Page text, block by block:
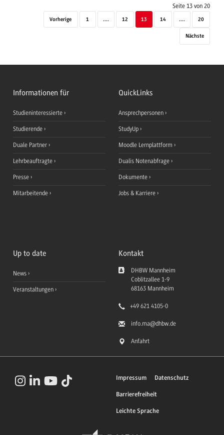
Seite 13 von 20
Vorherige 1 .... 12 13 14 .... 20
Nächste
Informationen für
Studieninteressierte
Studierende
Duale Partner
Lehrbeauftragte
Presse
Mitarbeitende
QuickLinks
Ansprechpersonen
StudyUp
Moodle Lernplattform
Dualis Notenabfrage
Dokumente
Jobs & Karriere
Up to date
News
Veranstaltungen
Kontakt
DHBW Mannheim
Coblitzallee 1-9
68163 Mannheim
+49 621 4105-0
info.ma@dhbw.de
Anfahrt
Impressum Datenschutz
Barrierefreiheit
Leichte Sprache